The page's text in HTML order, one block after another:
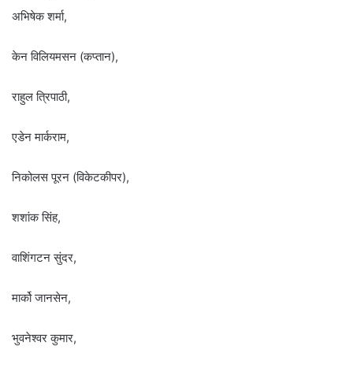
अभिषेक शर्मा,
केन विलियमसन (कप्तान),
राहुल त्रिपाठी,
एडेन मार्कराम,
निकोलस पूरन (विकेटकीपर),
शशांक सिंह,
वाशिंगटन सुंदर,
मार्को जानसेन,
भुवनेश्वर कुमार,